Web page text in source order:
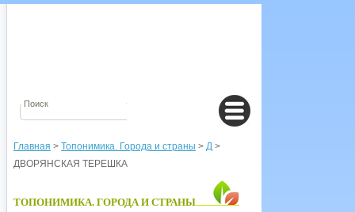
Главная > Топонимика. Города и страны > Д >
ДВОРЯНСКАЯ ТЕРЕШКА
ТОПОНИМИКА. ГОРОДА И СТРАНЫ